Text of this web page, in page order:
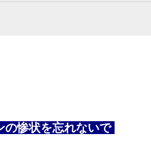
惨状を忘れないで